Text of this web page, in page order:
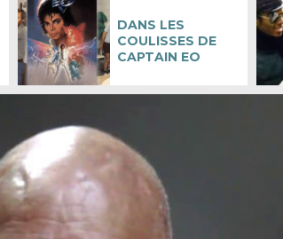
DANS LES
COULISSES DE
CAPTAIN EO